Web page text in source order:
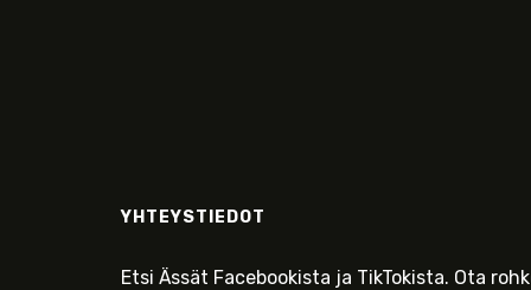
YHTEYSTIEDOT
Etsi Ässät Facebookista ja TikTokista. Ota